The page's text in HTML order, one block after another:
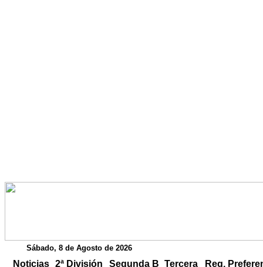
Sábado, 8 de Agosto de 2026
Noticias 2ª División Segunda B Tercera Reg.